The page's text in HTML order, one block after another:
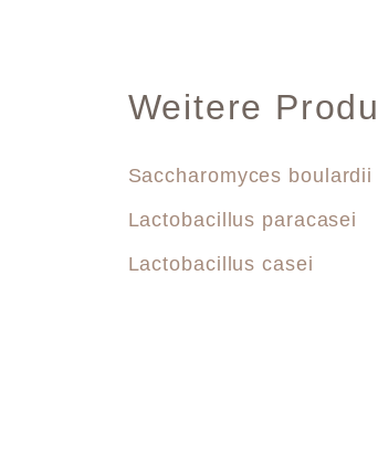
Weitere
Saccharomyces boulardii
Lactobacillus paracasei
Lactobacillus casei